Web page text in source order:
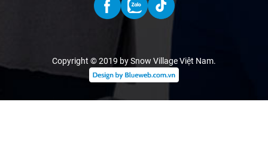
Copyright © 2019 by Snow Village Việt Nam.